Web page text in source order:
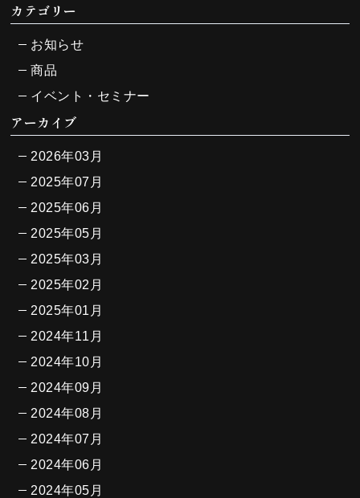
カテゴリー
お知らせ
商品
イベント・セミナー
アーカイブ
2026年03月
2025年07月
2025年06月
2025年05月
2025年03月
2025年02月
2025年01月
2024年11月
2024年10月
2024年09月
2024年08月
2024年07月
2024年06月
2024年05月